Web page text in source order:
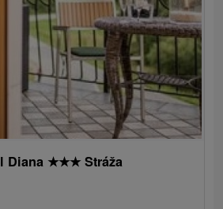
Diana ★★★ Stráža